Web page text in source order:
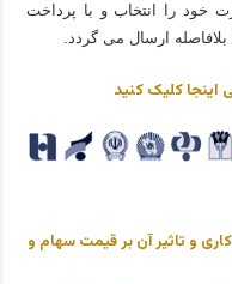
خود را انتخاب و با پرداخت
ارسال می گردد.
اینجا کلیک کنید
و تاثیر آن بر قیمت سهام و